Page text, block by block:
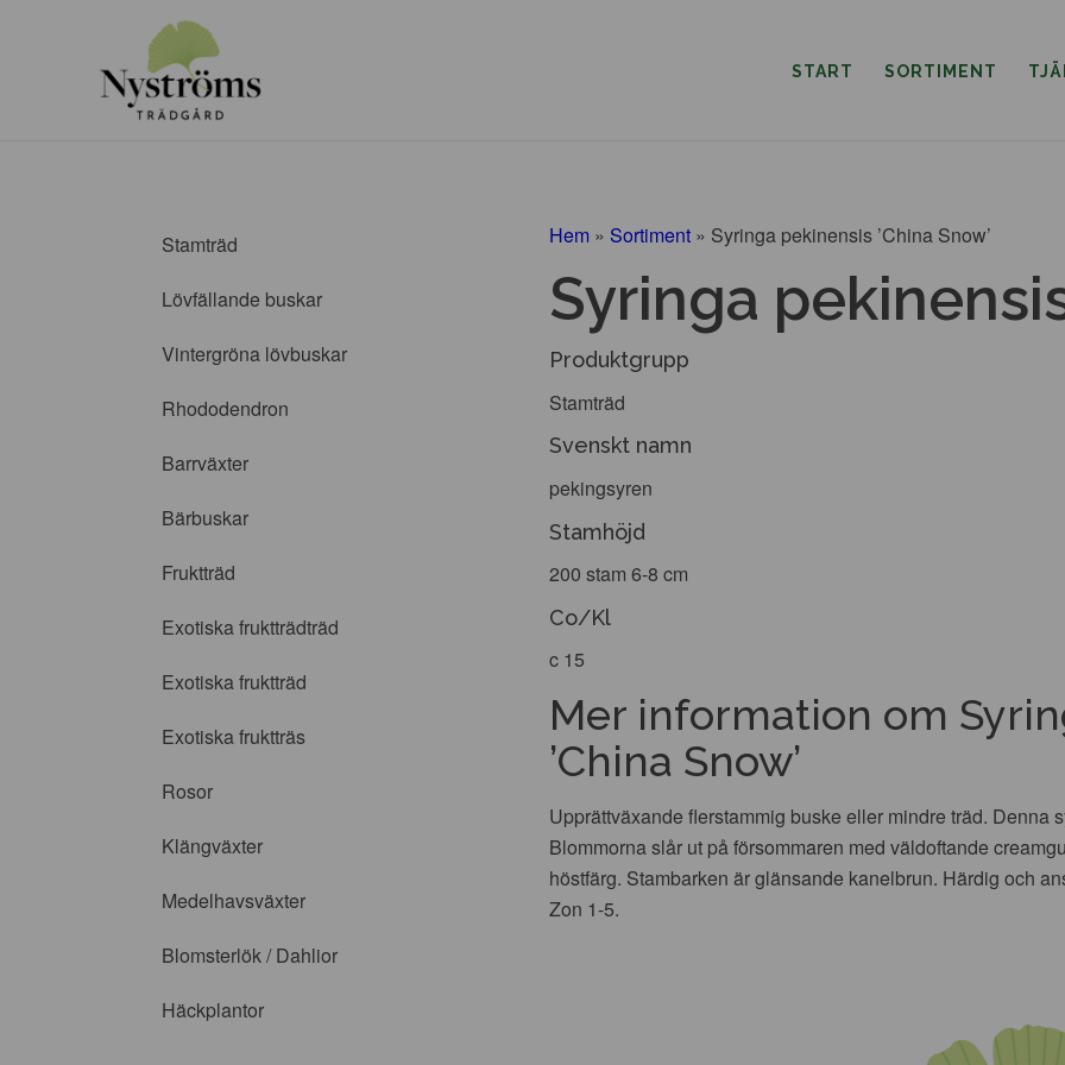
START SORTIMENT
Stamträd
Lövfällande buskar
Vintergröna lövbuskar
Rhododendron
Barrväxter
Bärbuskar
Fruktträd
Exotiska fruktträdträd
Exotiska fruktträd
Exotiska fruktträs
Rosor
Klängväxter
Medelhavsväxter
Blomsterlök / Dahlior
Häckplantor
Hem » Sortiment » Syringa pekinensis ’China Snow’
Syringa
Produktgrupp
Stamträd
Svenskt namn
pekingsyren
Stamhöjd
200 stam 6-8 cm
Co/Kl
c 15
Mer information om
’China Snow’
Upprättväxande flerstammig buske eller mindre träd. Denna
Blommorna slår ut på försommaren med väldoftande
höstfärg. Stambarken är glänsande kanelbrun. Härdig och
Zon 1-5.